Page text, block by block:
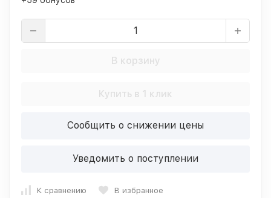
В корзину
Купить в 1 клик
Сообщить о снижении цены
Уведомить о поступлении
К сравнению В избранное